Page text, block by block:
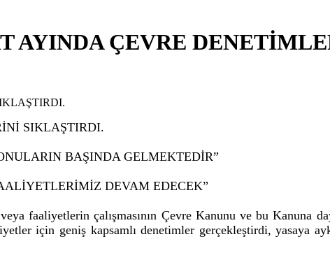
AYINDA ÇEVRE
SIKLAŞTIRDI.
BAŞINDA GELMEKTEDİR”
DEVAM EDECEK”
faaliyetlerin çalışmasının Çevre Kanunu ve bu Kanuna
için geniş kapsamlı denetimler gerçekleştirdi, yasaya